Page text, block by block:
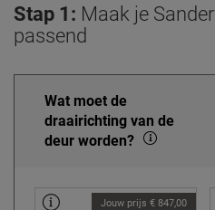
Stap 1: Maak je Sander
passend
Wat moet de
draairichting van de
deur worden?
Jouw prijs € 847,00